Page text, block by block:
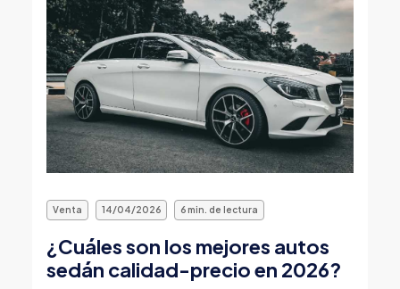
Venta 14/04/2026 6 min. de lectura
¿Cuáles son los mejores autos
sedán calidad-precio en 2026?